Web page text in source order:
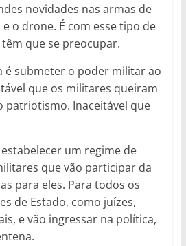
novidades nas armas de
o drone. É com esse tipo de
que se preocupar.
é submeter o poder militar ao
que os militares queiram
Inaceitável que
um regime de
que vão participar da
para eles. Para todos os
de Estado, como juízes,
e vão ingressar na política,